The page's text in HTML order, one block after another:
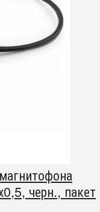
черн., пакет